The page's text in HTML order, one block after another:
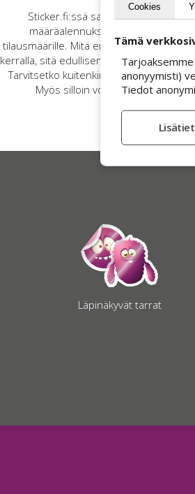
Sticker.fi:ssä saat aina edulliset
määräalennukset suuremmille
tilausmäärille. Mitä enemmän tarroja
kerralla, sitä edullisempi on hinta per
Tarvitsetko kuitenkin vain yhden tarran?
Myös silloin voit tilata meiltä.
Läpinäkyvät tarrat
Cookies
Tämä
anonyymisti)
Tiedot